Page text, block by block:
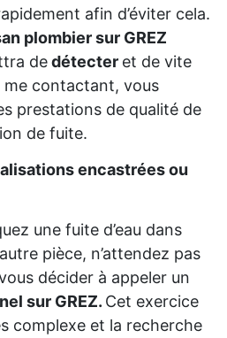
afin d’éviter cela.
plombier sur GREZ
dedétecter et de vite
contactant, vous
prestations de qualité de
de fuite.
encastrées ou
une fuite d’eau dans
pièce, n’attendez pas
décider à appeler un
sur GREZ. Cet exercice
complexe et la recherche